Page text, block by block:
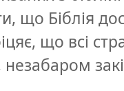
що Біблія
що всі